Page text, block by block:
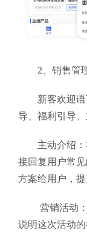
2、销售管
新客欢迎
导、福利引导
主动介绍
接回复用户常
方案给用户，提
营销活动
说明这次活动